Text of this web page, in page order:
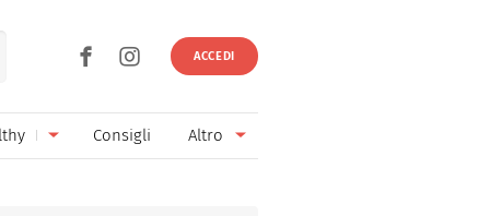
ACCEDI
Consigli Altro